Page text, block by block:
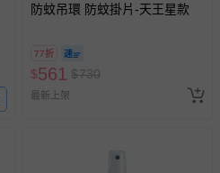
防蚊吊環 防蚊掛片-天王星款
77折
$561 $730
最新上架